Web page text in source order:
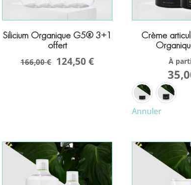
Silicium Organique G5® 3+1
offert
166,00 € 124,50 €
Crème
À
Annuler